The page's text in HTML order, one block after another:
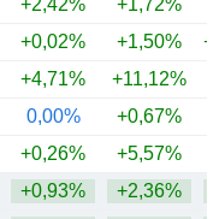
+2,42% +1,72%
+0,02% +1,50%
+4,71% +11,12%
0,00% +0,67%
+0,26% +5,57%
+0,93% +2,36%